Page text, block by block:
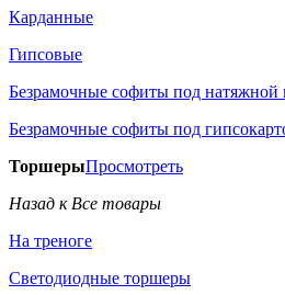
Карданные
Гипсовые
Безрамочные софиты под натяжной
Безрамочные софиты под
ТоршерыПросмотреть
Назад к Все товары
На треноге
Светодиодные торшеры